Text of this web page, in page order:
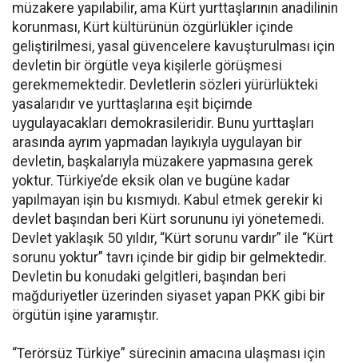
müzakere yapılabilir, ama Kürt yurttaşlarının anadilinin
korunması, Kürt kültürünün özgürlükler içinde
geliştirilmesi, yasal güvencelere kavuşturulması için
devletin bir örgütle veya kişilerle görüşmesi
gerekmemektedir. Devletlerin sözleri yürürlükteki
yasalarıdır ve yurttaşlarına eşit biçimde
uygulayacakları demokrasileridir. Bunu yurttaşları
arasında ayrım yapmadan layıkıyla uygulayan bir
devletin, başkalarıyla müzakere yapmasına gerek
yoktur. Türkiye’de eksik olan ve bugüne kadar
yapılmayan işin bu kısmıydı. Kabul etmek gerekir ki
devlet başından beri Kürt sorununu iyi yönetemedi.
Devlet yaklaşık 50 yıldır, “Kürt sorunu vardır” ile “Kürt
sorunu yoktur” tavrı içinde bir gidip bir gelmektedir.
Devletin bu konudaki gelgitleri, başından beri
mağduriyetler üzerinden siyaset yapan PKK gibi bir
örgütün işine yaramıştır.
“Terörsüz Türkiye” sürecinin amacına ulaşması için